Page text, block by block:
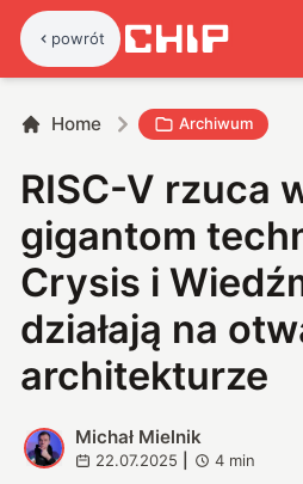
powrót
Home Archiwum
RISC-V rzuca
gigantom
Crysis i
działają na
architekturze
M
Michał Mielnik
22.07.2025 4 min